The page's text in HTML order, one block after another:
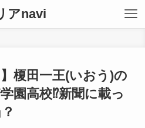
アnavi
】榎田一王(いおう)の
園高校⁉︎新聞に載っ